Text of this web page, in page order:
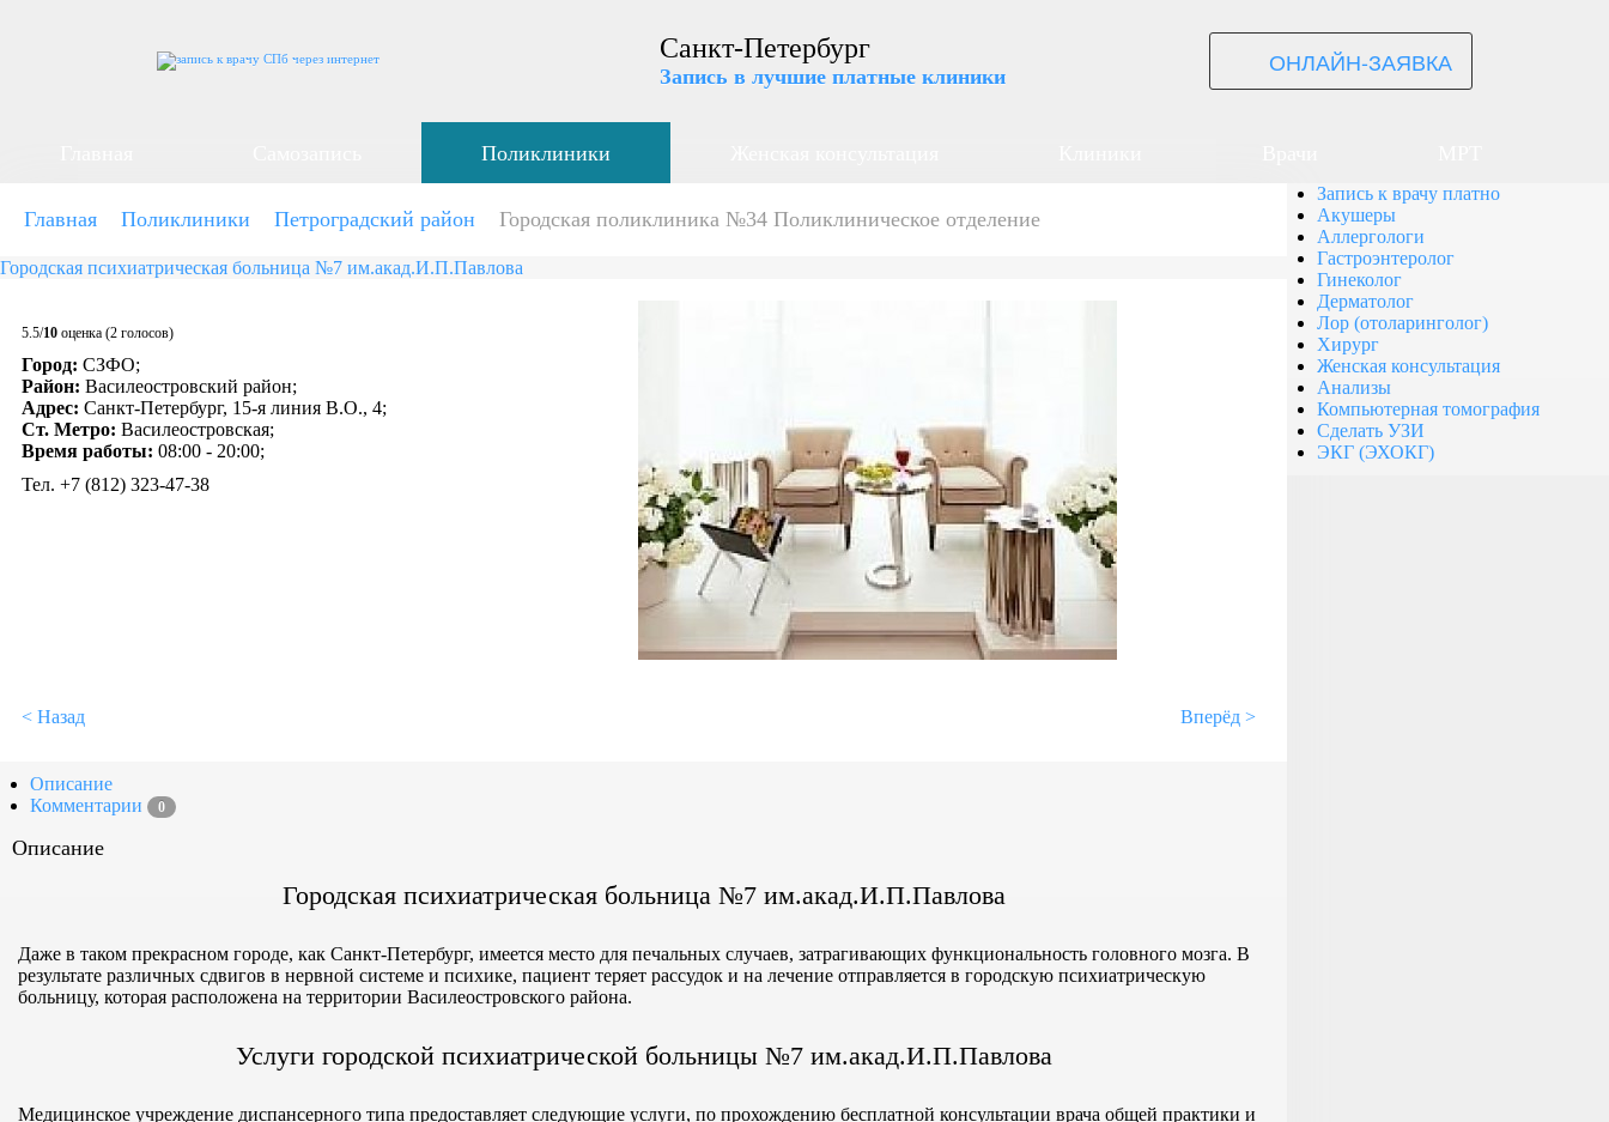
Санкт-Петербург
Запись в лучшие платные клиники ОНЛАЙН-ЗАЯВКА
Поликлиники
Главная Поликлиники Петроградский район Городская поликлиника №34 Поликлиническое отделение
Городская психиатрическая больница №7 им.акад.И.П.Павлова
5.5/10 оценка (2 голосов)
Город: СЗФО;
Район: Василеостровский район;
Адрес: Санкт-Петербург, 15-я линия В.О., 4;
Ст. Метро: Василеостровская;
Время работы: 08:00 - 20:00;
Тел. +7 (812) 323-47-38
< Назад Вперёд >
Описание
Комментарии
0
Описание
Городская психиатрическая больница №7 им.акад.И.П.Павлова
Даже в таком прекрасном городе, как Санкт-Петербург, имеется место для печальных случаев, затрагивающих функциональность головного мозга. В
результате различных сдвигов в нервной системе и психике, пациент теряет рассудок и на лечение отправляется в городскую психиатрическую
больницу, которая расположена на территории Василеостровского района.
Услуги городской психиатрической больницы №7 им.акад.И.П.Павлова
Медицинское учреждение диспансерного типа предоставляет следующие услуги, по прохождению бесплатной консультации врача общей практики и
Запись к врачу платно
Акушеры
Аллергологи
Гастроэнтеролог
Гинеколог
Дерматолог
Лор (отоларинголог)
Хирург
Женская консультация
Анализы
Компьютерная томография
Сделать УЗИ
ЭКГ (ЭХОКГ)